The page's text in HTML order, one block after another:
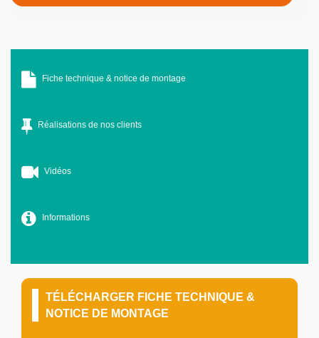
Fiche technique & notice de montage
Réalisations de nos clients
Vidéos
Informations
TÉLÉCHARGER FICHE TECHNIQUE &
NOTICE DE MONTAGE